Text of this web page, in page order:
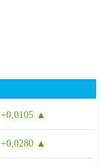
+0,0105 ▲
+0,0280 ▲